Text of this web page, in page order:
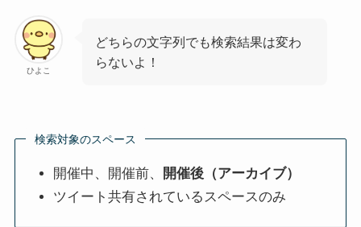
ひよこ
どちらの文字列でも検索結果は変わ
らないよ！
検索対象のスペース
開催中、開催前、
開催後（アーカイブ）
ツイート共有されているスペースのみ